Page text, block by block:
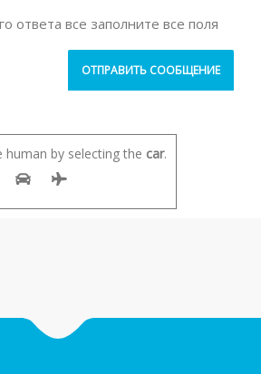
ответа все заполните все поля
human by selecting the car.